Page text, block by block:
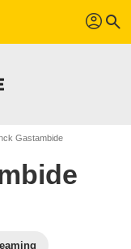
profil search
Gastambide